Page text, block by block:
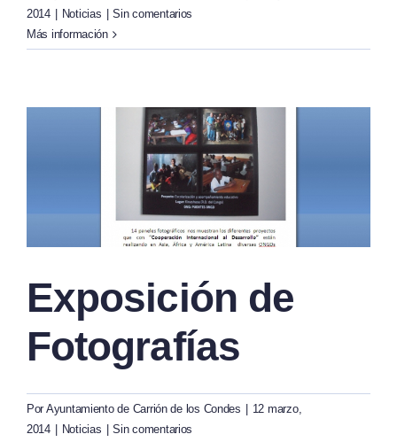
2014
Noticias
Sin comentarios
Más información
Exposición de
Fotografías
Por Ayuntamiento de Carrión de los Condes
12 marzo,
2014
Noticias
Sin comentarios